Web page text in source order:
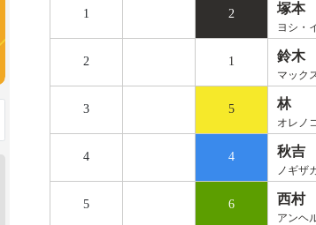
1 2 塚本
ヨシ・
2 1 鈴木
マック
3 5 林
オレノ
4 4 秋吉
ノギザ
5 6 西村
アンヘ